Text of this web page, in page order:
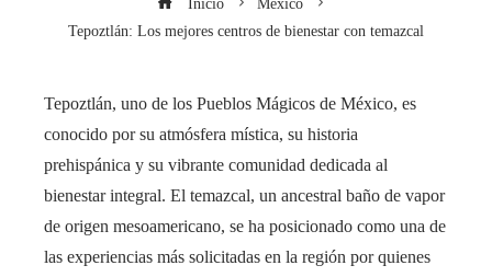
Inicio
México
Tepoztlán: Los mejores centros de bienestar con temazcal
Tepoztlán, uno de los Pueblos Mágicos de México, es
conocido por su atmósfera mística, su historia
prehispánica y su vibrante comunidad dedicada al
bienestar integral. El temazcal, un ancestral baño de vapor
de origen mesoamericano, se ha posicionado como una de
las experiencias más solicitadas en la región por quienes